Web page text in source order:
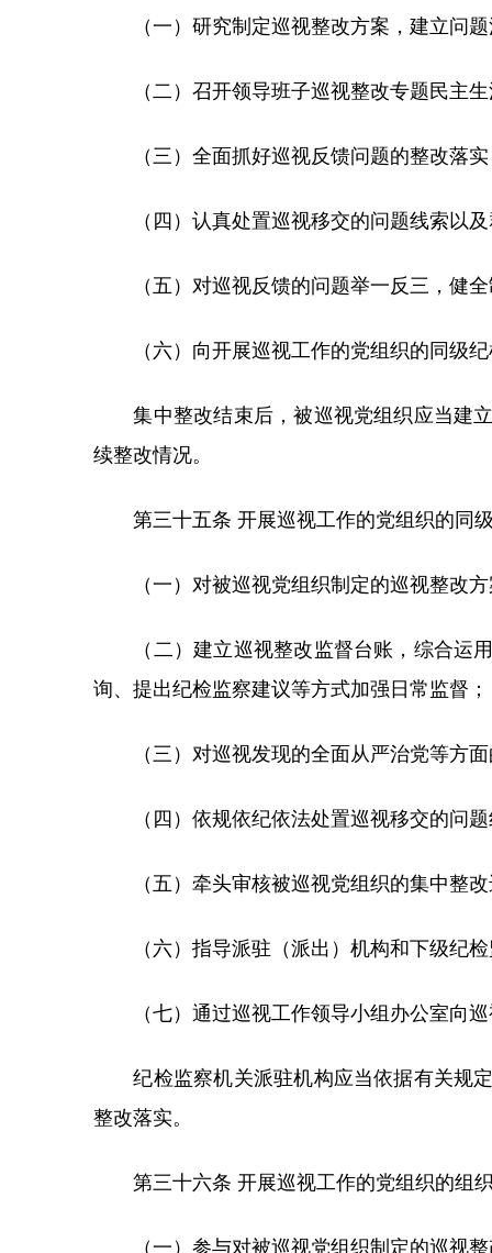
（一）研究制定巡视整改方案，建立问题
（二）召开领导班子巡视整改专题民主生
（三）全面抓好巡视反馈问题的整改落实
（四）认真处置巡视移交的问题线索以及
（五）对巡视反馈的问题举一反三，健全
（六）向开展巡视工作的党组织的同级纪
集中整改结束后，被巡视党组织应当建立
续整改情况。
第三十五条 开展巡视工作的党组织的同级
（一）对被巡视党组织制定的巡视整改方
（二）建立巡视整改监督台账，综合运用
询、提出纪检监察建议等方式加强日常监督；
（三）对巡视发现的全面从严治党等方面
（四）依规依纪依法处置巡视移交的问题
（五）牵头审核被巡视党组织的集中整改
（六）指导派驻（派出）机构和下级纪检
（七）通过巡视工作领导小组办公室向巡
纪检监察机关派驻机构应当依据有关规定
整改落实。
第三十六条 开展巡视工作的党组织的组织
（一）参与对被巡视党组织制定的巡视整